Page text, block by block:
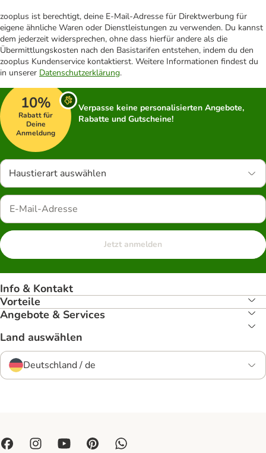
zooplus ist berechtigt, deine E-Mail-Adresse für Direktwerbung für
eigene ähnliche Waren oder Dienstleistungen zu verwenden. Du kannst
dem jederzeit widersprechen, ohne dass hierfür andere als die
Übermittlungskosten nach den Basistarifen entstehen, indem du den
zooplus Kundenservice kontaktierst. Weitere Informationen findest du
in unserer Datenschutzerklärung.
10%
Rabatt für
Deine
Anmeldung
Verpasse keine personalisierten Angebote,
Rabatte und Gutscheine!
Haustierart auswählen
Jetzt anmelden
Info & Kontakt
Vorteile
Angebote & Services
Land auswählen
Deutschland / de